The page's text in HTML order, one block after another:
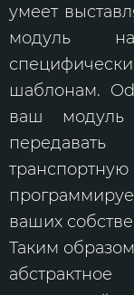
умеет
модуль
шаблонам.
ваш модуль
ваших
Таким